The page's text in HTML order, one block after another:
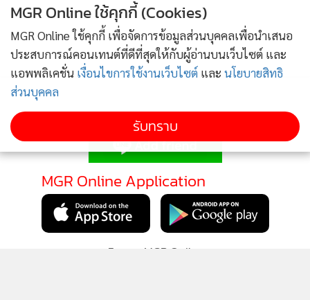
ติดตามข่าวสารผ่านทาง LINE
MGR Online Application
ติดตาม MGR Online
MGR Online ใช้คุกกี้ (Cookies)
MGR Online ใช้คุกกี้ เพื่อจัดการข้อมูลส่วนบุคคลเพื่อนำเสนอ
ประสบการณ์คอนเทนต์ที่ดีที่สุดให้กับผู้อ่านบนเว็บไซต์ และ
แอพพลิเคชั่น เงื่อนไขการใช้งานเว็บไซต์ และ นโยบายสิทธิ
ส่วนบุคคล
รับทราบ